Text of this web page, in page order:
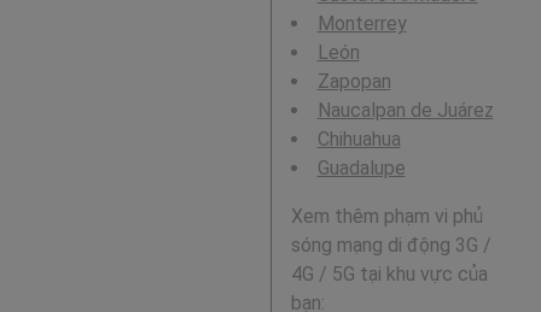
Monterrey
León
Zapopan
Naucalpan de Juárez
Chihuahua
Guadalupe
Xem thêm phạm vi phủ
sóng mạng di động 3G /
4G / 5G tại khu vực của
bạn: